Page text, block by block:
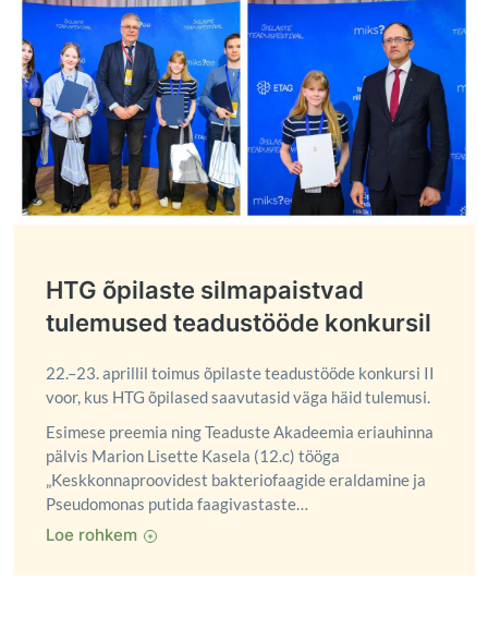
HTG õpilaste silmapaistvad
tulemused teadustööde konkursil
22.–23. aprillil toimus õpilaste teadustööde konkursi II
voor, kus HTG õpilased saavutasid väga häid tulemusi.
Esimese preemia ning Teaduste Akadeemia eriauhinna
pälvis Marion Lisette Kasela (12.c) tööga
„Keskkonnaproovidest bakteriofaagide eraldamine ja
Pseudomonas putida faagivastaste…
Loe rohkem